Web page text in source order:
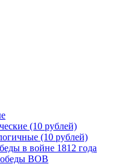
(10 рублей)
(10 рублей)
в войне 1812 года
ВОВ